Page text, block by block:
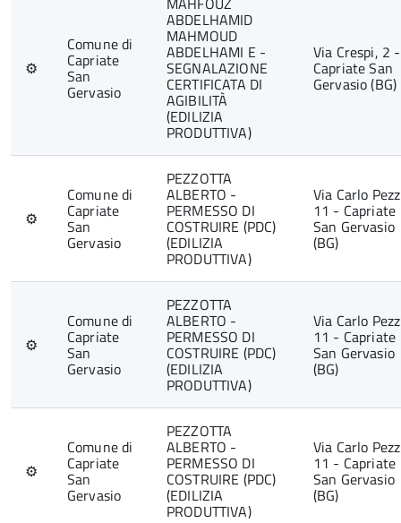
⚙
Comune di
Capriate
San
Gervasio
ABDELHAMID
MAHMOUD
ABDELHAMI E -
SEGNALAZIONE
CERTIFICATA DI
AGIBILITÀ
(EDILIZIA
PRODUTTIVA)
Via Crespi, 2 -
Capriate San
Gervasio (BG)
⚙
Comune di
Capriate
San
Gervasio
PEZZOTTA
ALBERTO -
PERMESSO DI
COSTRUIRE (PDC)
(EDILIZIA
PRODUTTIVA)
Via Carlo
11 - Capriate
San Gervasio
(BG)
⚙
Comune di
Capriate
San
Gervasio
PEZZOTTA
ALBERTO -
PERMESSO DI
COSTRUIRE (PDC)
(EDILIZIA
PRODUTTIVA)
Via Carlo
11 - Capriate
San Gervasio
(BG)
⚙
Comune di
Capriate
San
Gervasio
PEZZOTTA
ALBERTO -
PERMESSO DI
COSTRUIRE (PDC)
(EDILIZIA
PRODUTTIVA)
Via Carlo
11 - Capriate
San Gervasio
(BG)